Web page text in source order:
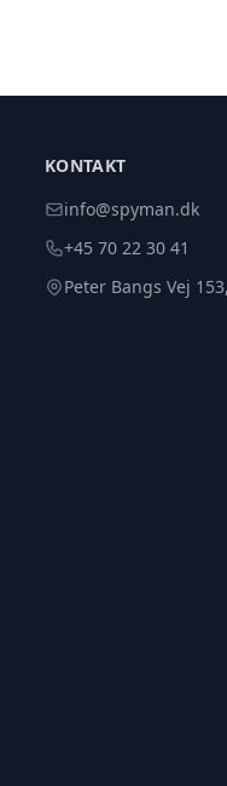
KONTAKT
info@spyman.dk
+45 70 22 30 41
Peter Bangs Vej